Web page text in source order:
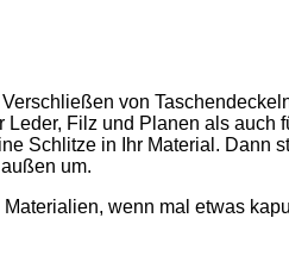
von
Filz und Planen als auch
Schlitze in Ihr Material.
um.
wenn mal etwas